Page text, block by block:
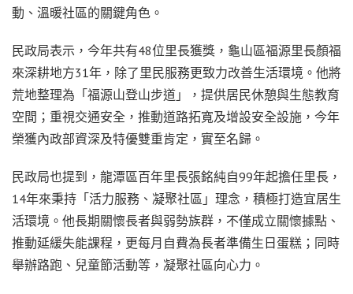
動、溫暖社區的關鍵角色。
民政局表示，今年共有48位里長獲獎，龜山區福源里長顏福
來深耕地方31年，除了里民服務更致力改善生活環境。他將
荒地整理為「福源山登山步道」，提供居民休憩與生態教育
空間；重視交通安全，推動道路拓寬及增設安全設施，今年
榮獲內政部資深及特優雙重肯定，實至名歸。
民政局也提到，龍潭區百年里長張銘純自99年起擔任里長，
14年來秉持「活力服務、凝聚社區」理念，積極打造宜居生
活環境。他長期關懷長者與弱勢族群，不僅成立關懷據點、
推動延緩失能課程，更每月自費為長者準備生日蛋糕；同時
舉辦路跑、兒童節活動等，凝聚社區向心力。